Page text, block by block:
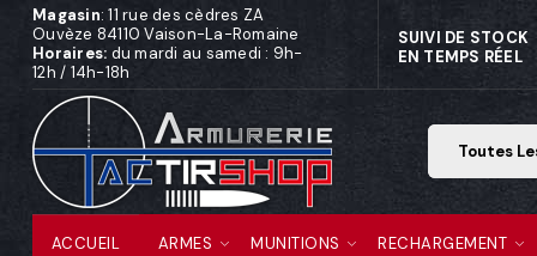
Magasin: 11 rue des cèdres ZA
Ouvèze 84110 Vaison-La-Romaine
Horaires: du mardi au samedi : 9h-
12h / 14h-18h
SUIVI DE STOCK
EN TEMPS RÉEL
ACCUEIL ARMES MUNITIONS RECHARGEMENT